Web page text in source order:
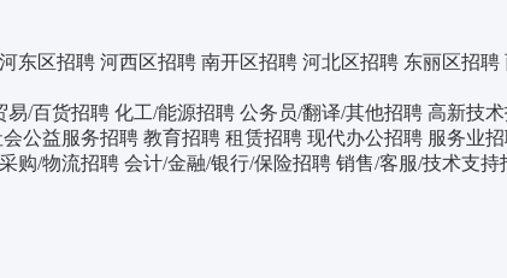
河东区招聘 河西区招聘 南开区招聘 河北区招聘 东丽区招聘
易/百货招聘 化工/能源招聘 公务员/翻译/其他招聘 高新技
会公益服务招聘 教育招聘 租赁招聘 现代办公招聘 服务业
购/物流招聘 会计/金融/银行/保险招聘 销售/客服/技术支持